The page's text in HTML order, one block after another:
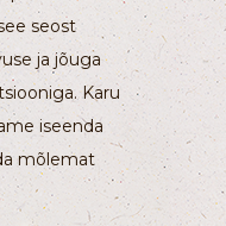
seost
ja jõuga
Karu
iseenda
mõlemat